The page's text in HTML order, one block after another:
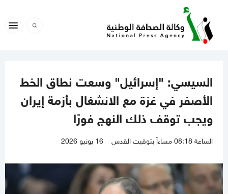
السيسي: "إسرائيل" وسعت نطاق الخط
الأصفر في غزة مع الانشغال بأزمة إيران
ويجب توقف ذلك النهج فورًا
الساعة 08:18 مساءاً بتوقيت القدس 16 يونيو 2026